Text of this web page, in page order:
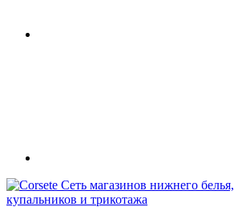
Сеть магазинов нижнего белья,
купальников и трикотажа